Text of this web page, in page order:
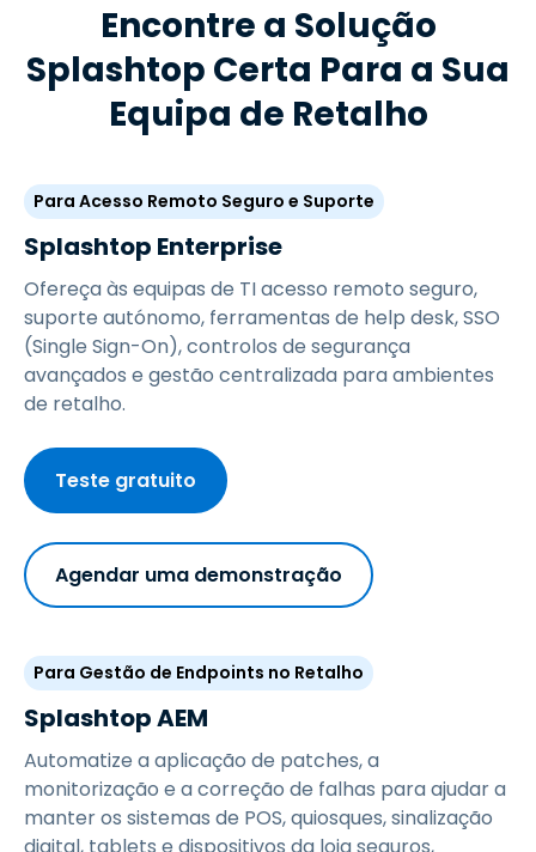
Encontre a Solução
Splashtop Certa Para a Sua
Equipa de Retalho
Para Acesso Remoto Seguro e Suporte
Splashtop Enterprise
Ofereça às equipas de TI acesso remoto seguro,
suporte autónomo, ferramentas de help desk, SSO
(Single Sign-On), controlos de segurança
avançados e gestão centralizada para ambientes
de retalho.
Teste gratuito
Agendar uma demonstração
Para Gestão de Endpoints no Retalho
Splashtop AEM
Automatize a aplicação de patches, a
monitorização e a correção de falhas para ajudar a
manter os sistemas de POS, quiosques, sinalização
digital, tablets e dispositivos da loja seguros,